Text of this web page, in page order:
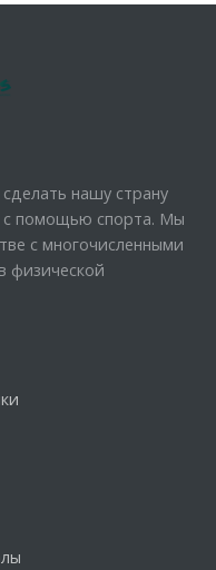
нашу страну
с помощью спорта. Мы
с многочисленными
физической